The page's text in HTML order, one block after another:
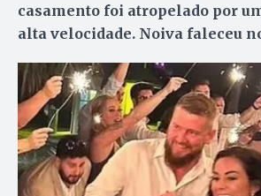
casamento foi atropelado por
alta velocidade. Noiva faleceu